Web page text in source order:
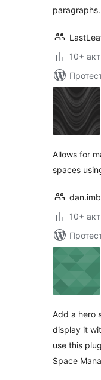
paragraphs.
10+
Allows for
spaces
10+
Add a hero
display it
use this
Space